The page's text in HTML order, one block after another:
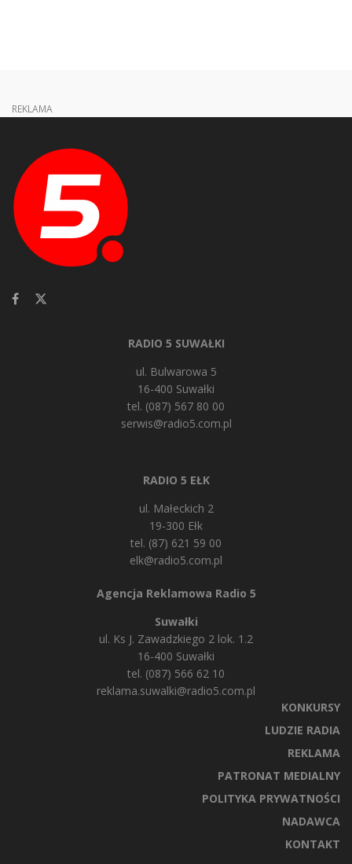
REKLAMA
RADIO 5 SUWAŁKI
ul. Bulwarowa 5
16-400 Suwałki
tel. (087) 567 80 00
serwis@radio5.com.pl
RADIO 5 EŁK
ul. Małeckich 2
19-300 Ełk
tel. (87) 621 59 00
elk@radio5.com.pl
Agencja Reklamowa Radio 5
Suwałki
ul. Ks J. Zawadzkiego 2 lok. 1.2
16-400 Suwałki
tel. (087) 566 62 10
reklama.suwalki@radio5.com.pl
KONKURSY
LUDZIE RADIA
REKLAMA
PATRONAT MEDIALNY
POLITYKA PRYWATNOŚCI
NADAWCA
KONTAKT